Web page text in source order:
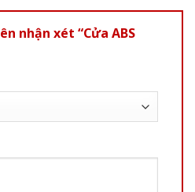
nhận xét “Cửa ABS